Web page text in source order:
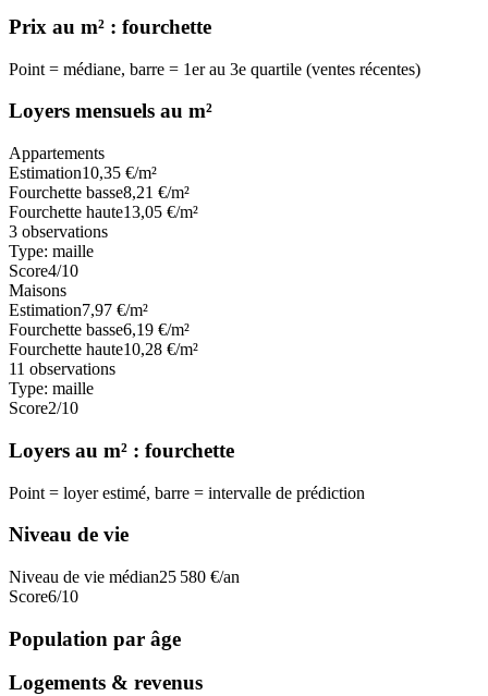
Prix au m² : fourchette
Point = médiane, barre = 1er au 3e quartile (ventes récentes)
Loyers mensuels au m²
Appartements
Estimation10,35 €/m²
Fourchette basse8,21 €/m²
Fourchette haute13,05 €/m²
3 observations
Type: maille
Score4/10
Maisons
Estimation7,97 €/m²
Fourchette basse6,19 €/m²
Fourchette haute10,28 €/m²
11 observations
Type: maille
Score2/10
Loyers au m² : fourchette
Point = loyer estimé, barre = intervalle de prédiction
Niveau de vie
Niveau de vie médian25 580 €/an
Score6/10
Population par âge
Logements & revenus